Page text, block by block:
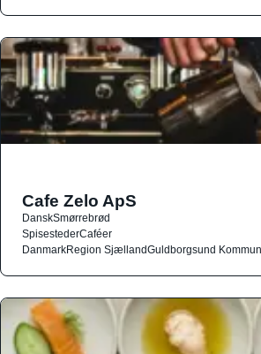
Cafe Zelo ApS
DanskSmørrebrød
SpisestederCaféer
DanmarkRegion SjællandGuldborgsund